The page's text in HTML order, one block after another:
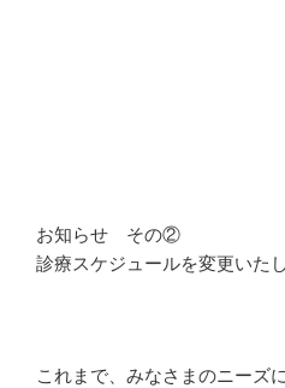
お知らせ その②
診療スケジュールを変更いた
これまで、みなさまのニーズ